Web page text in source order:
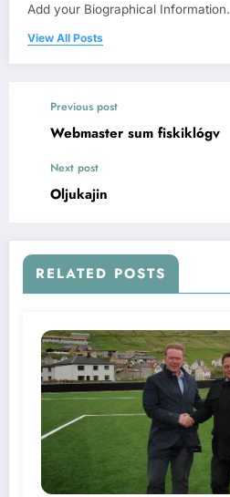
Add your Biographical Information.
View All Posts
Previous post
Webmaster sum fiskiklógv
Next post
Oljukajin
RELATED POSTS